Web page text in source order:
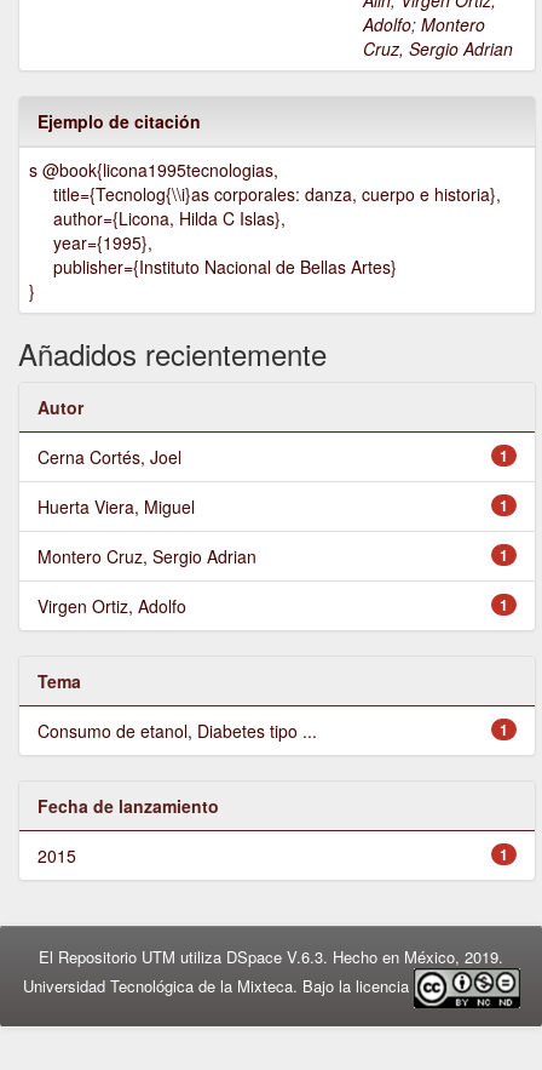
Adolfo; Montero
Cruz, Sergio Adrian
Ejemplo de citación
s @book{licona1995tecnologias,
title={Tecnolog{\\i}as corporales: danza, cuerpo e historia},
author={Licona, Hilda C Islas},
year={1995},
publisher={Instituto Nacional de Bellas Artes}
}
Añadidos recientemente
Autor
1
Cerna Cortés, Joel
1
Huerta Viera, Miguel
1
Montero Cruz, Sergio Adrian
1
Virgen Ortiz, Adolfo
Tema
1
Consumo de etanol, Diabetes tipo ...
Fecha de lanzamiento
1
2015
El Repositorio UTM utiliza DSpace V.6.3. Hecho en México, 2019.
Universidad Tecnológica de la Mixteca. Bajo la licencia